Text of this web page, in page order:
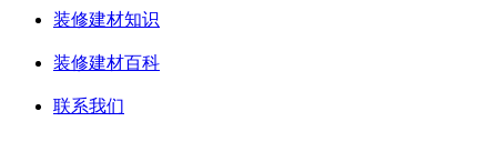
装修建材知识
装修建材百科
联系我们